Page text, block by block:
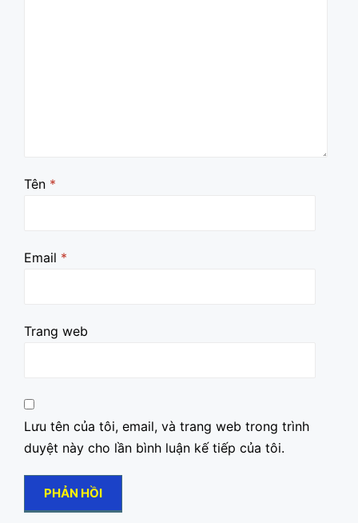
Tên *
Email *
Trang web
Lưu tên của tôi, email, và trang web trong trình
duyệt này cho lần bình luận kế tiếp của tôi.